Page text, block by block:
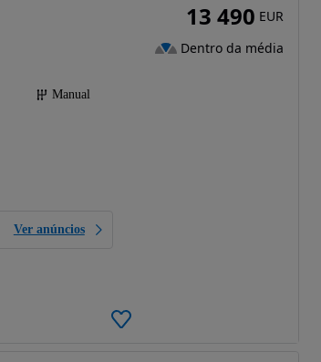
Manual
Ver anúncios
13 490 EUR
Dentro da média